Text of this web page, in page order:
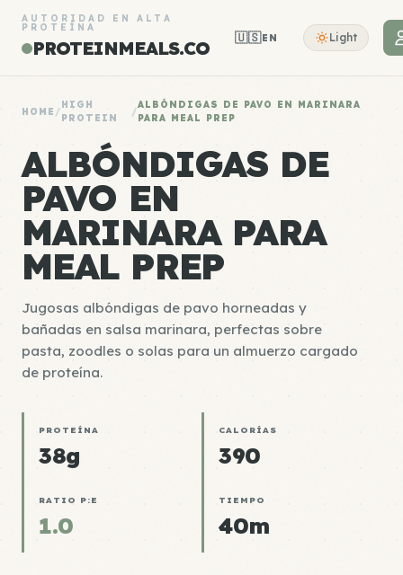
AUTORIDAD EN ALTA
PROTEÍNA
PROTEINMEALS.CO 🇺🇸EN Light
HOME /
HIGH
PROTEIN
/
ALBÓNDIGAS DE PAVO EN MARINARA
PARA MEAL PREP
ALBÓNDIGAS DE
PAVO EN
MARINARA PARA
MEAL PREP
Jugosas albóndigas de pavo horneadas y
bañadas en salsa marinara, perfectas sobre
pasta, zoodles o solas para un almuerzo cargado
de proteína.
PROTEÍNA
38g
CALORÍAS
390
RATIO P:E
1.0
TIEMPO
40m